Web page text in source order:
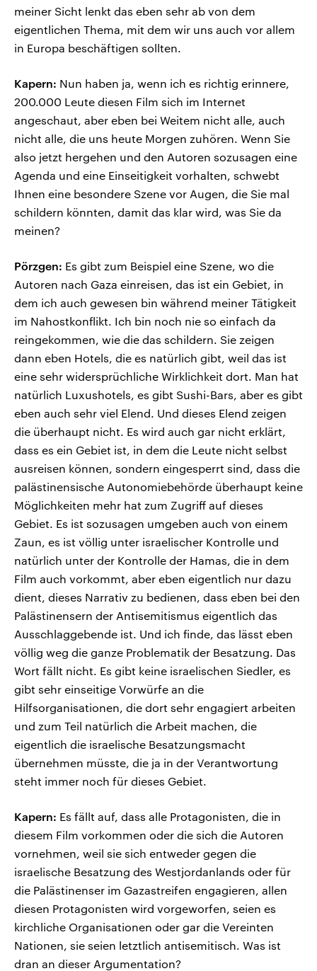
meiner Sicht lenkt das eben sehr ab von dem
eigentlichen Thema, mit dem wir uns auch vor allem
in Europa beschäftigen sollten.
Kapern: Nun haben ja, wenn ich es richtig erinnere,
200.000 Leute diesen Film sich im Internet
angeschaut, aber eben bei Weitem nicht alle, auch
nicht alle, die uns heute Morgen zuhören. Wenn Sie
also jetzt hergehen und den Autoren sozusagen eine
Agenda und eine Einseitigkeit vorhalten, schwebt
Ihnen eine besondere Szene vor Augen, die Sie mal
schildern könnten, damit das klar wird, was Sie da
meinen?
Pörzgen: Es gibt zum Beispiel eine Szene, wo die
Autoren nach Gaza einreisen, das ist ein Gebiet, in
dem ich auch gewesen bin während meiner Tätigkeit
im Nahostkonflikt. Ich bin noch nie so einfach da
reingekommen, wie die das schildern. Sie zeigen
dann eben Hotels, die es natürlich gibt, weil das ist
eine sehr widersprüchliche Wirklichkeit dort. Man hat
natürlich Luxushotels, es gibt Sushi-Bars, aber es gibt
eben auch sehr viel Elend. Und dieses Elend zeigen
die überhaupt nicht. Es wird auch gar nicht erklärt,
dass es ein Gebiet ist, in dem die Leute nicht selbst
ausreisen können, sondern eingesperrt sind, dass die
palästinensische Autonomiebehörde überhaupt keine
Möglichkeiten mehr hat zum Zugriff auf dieses
Gebiet. Es ist sozusagen umgeben auch von einem
Zaun, es ist völlig unter israelischer Kontrolle und
natürlich unter der Kontrolle der Hamas, die in dem
Film auch vorkommt, aber eben eigentlich nur dazu
dient, dieses Narrativ zu bedienen, dass eben bei den
Palästinensern der Antisemitismus eigentlich das
Ausschlaggebende ist. Und ich finde, das lässt eben
völlig weg die ganze Problematik der Besatzung. Das
Wort fällt nicht. Es gibt keine israelischen Siedler, es
gibt sehr einseitige Vorwürfe an die
Hilfsorganisationen, die dort sehr engagiert arbeiten
und zum Teil natürlich die Arbeit machen, die
eigentlich die israelische Besatzungsmacht
übernehmen müsste, die ja in der Verantwortung
steht immer noch für dieses Gebiet.
Kapern: Es fällt auf, dass alle Protagonisten, die in
diesem Film vorkommen oder die sich die Autoren
vornehmen, weil sie sich entweder gegen die
israelische Besatzung des Westjordanlands oder für
die Palästinenser im Gazastreifen engagieren, allen
diesen Protagonisten wird vorgeworfen, seien es
kirchliche Organisationen oder gar die Vereinten
Nationen, sie seien letztlich antisemitisch. Was ist
dran an dieser Argumentation?